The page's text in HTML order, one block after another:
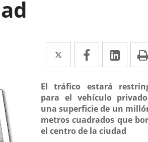
Twitter
Enlace
a
una
aplicación
externa.
Facebook
Enlace
a
una
aplicación
externa.
a
una
El tráfico estará
para el vehículo
una superficie de un
metros cuadrados que
el centro de la ciudad